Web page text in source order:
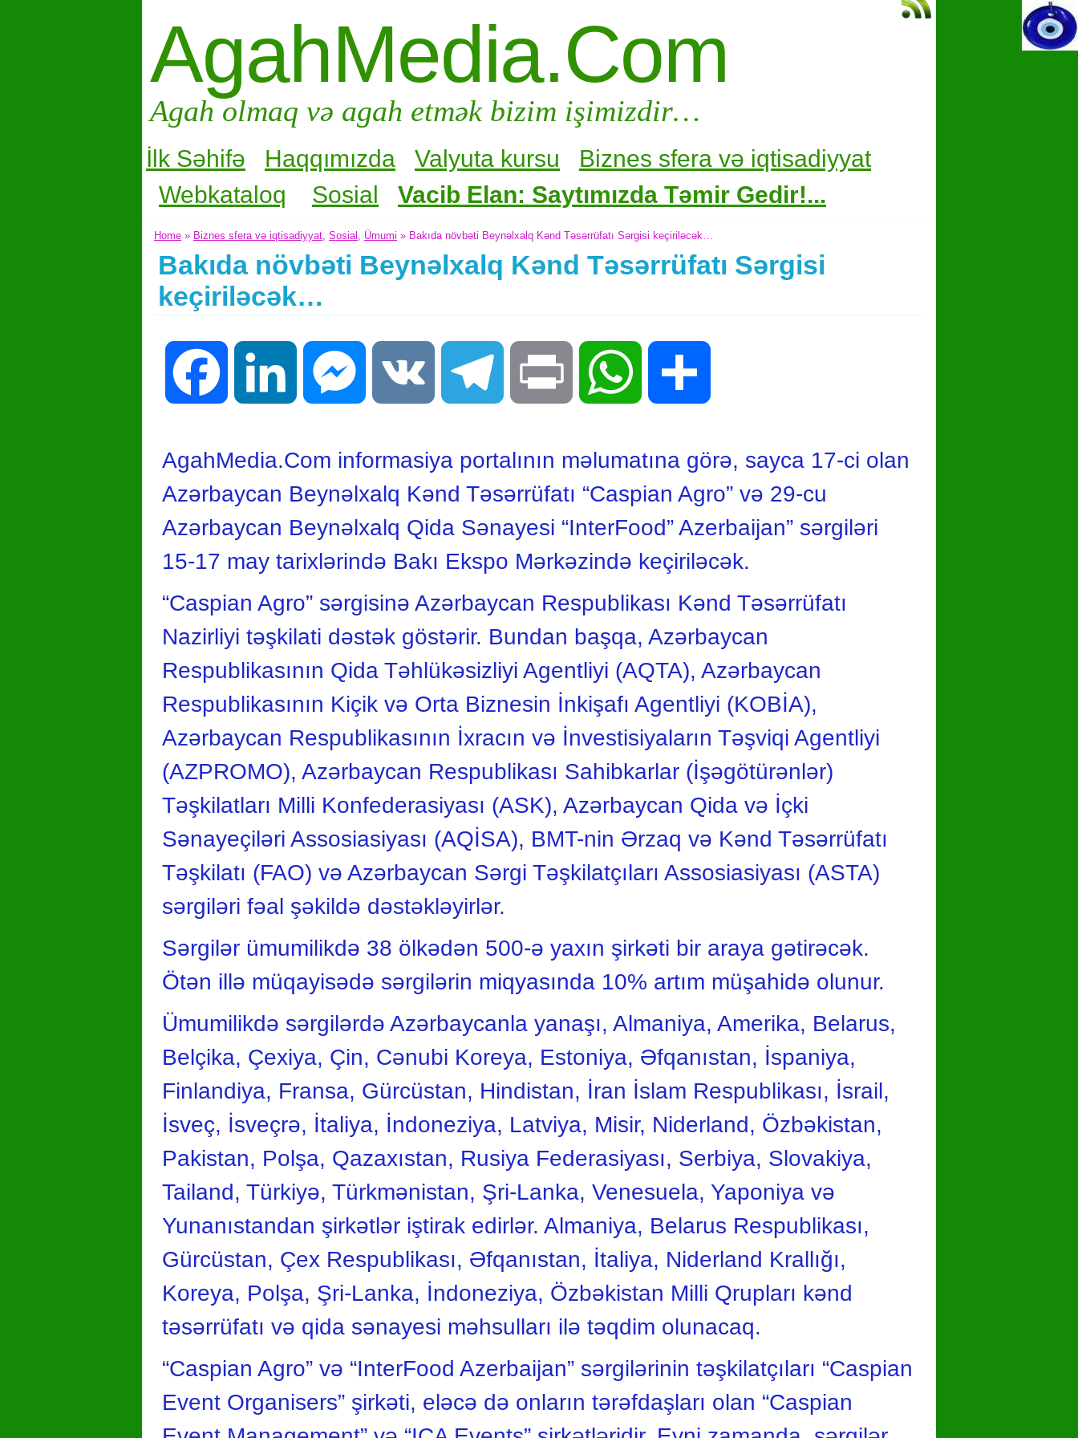
AgahMedia.Com
Agah olmaq və agah etmək bizim işimizdir…
İlk Səhifə Haqqımızda Valyuta kursu Biznes sfera və iqtisadiyyat
Webkataloq
Sosial Vacib Elan: Saytımızda Təmir Gedir!...
Home » Biznes sfera və iqtisadiyyat Sosial Ümumi » Bakıda növbəti Beynəlxalq Kənd Təsərrüfatı Sərgisi keçiriləcək…
Bakıda növbəti Beynəlxalq Kənd Təsərrüfatı Sərgisi
keçiriləcək…
Facebook LinkedIn Messenger VK Print WhatsApp
AgahMedia.Com informasiya portalının məlumatına görə, sayca 17-ci olan
Azərbaycan Beynəlxalq Kənd Təsərrüfatı “Caspian Agro” və 29-cu
Azərbaycan Beynəlxalq Qida Sənayesi “InterFood” Azerbaijan” sərgiləri
15-17 may tarixlərində Bakı Ekspo Mərkəzində keçiriləcək.
“Caspian Agro” sərgisinə Azərbaycan Respublikası Kənd Təsərrüfatı
Nazirliyi təşkilati dəstək göstərir. Bundan başqa, Azərbaycan
Respublikasının Qida Təhlükəsizliyi Agentliyi (AQTA), Azərbaycan
Respublikasının Kiçik və Orta Biznesin İnkişafı Agentliyi (KOBİA),
Azərbaycan Respublikasının İxracın və İnvestisiyaların Təşviqi Agentliyi
(AZPROMO), Azərbaycan Respublikası Sahibkarlar (İşəgötürənlər)
Təşkilatları Milli Konfederasiyası (ASK), Azərbaycan Qida və İçki
Sənayeçiləri Assosiasiyası (AQİSA), BMT-nin Ərzaq və Kənd Təsərrüfatı
Təşkilatı (FAO) və Azərbaycan Sərgi Təşkilatçıları Assosiasiyası (ASTA)
sərgiləri fəal şəkildə dəstəkləyirlər.
Sərgilər ümumilikdə 38 ölkədən 500-ə yaxın şirkəti bir araya gətirəcək.
Ötən illə müqayisədə sərgilərin miqyasında 10% artım müşahidə olunur.
Ümumilikdə sərgilərdə Azərbaycanla yanaşı, Almaniya, Amerika, Belarus,
Belçika, Çexiya, Çin, Cənubi Koreya, Estoniya, Əfqanıstan, İspaniya,
Finlandiya, Fransa, Gürcüstan, Hindistan, İran İslam Respublikası, İsrail,
İsveç, İsveçrə, İtaliya, İndoneziya, Latviya, Misir, Niderland, Özbəkistan,
Pakistan, Polşa, Qazaxıstan, Rusiya Federasiyası, Serbiya, Slovakiya,
Tailand, Türkiyə, Türkmənistan, Şri-Lanka, Venesuela, Yaponiya və
Yunanıstandan şirkətlər iştirak edirlər. Almaniya, Belarus Respublikası,
Gürcüstan, Çex Respublikası, Əfqanıstan, İtaliya, Niderland Krallığı,
Koreya, Polşa, Şri-Lanka, İndoneziya, Özbəkistan Milli Qrupları kənd
təsərrüfatı və qida sənayesi məhsulları ilə təqdim olunacaq.
“Caspian Agro” və “InterFood Azerbaijan” sərgilərinin təşkilatçıları “Caspian
Event Organisers” şirkəti, eləcə də onların tərəfdaşları olan “Caspian